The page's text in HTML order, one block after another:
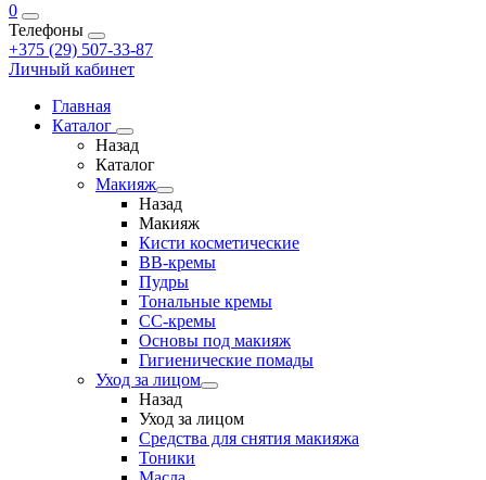
0
Телефоны
+375 (29) 507-33-87
Личный кабинет
Главная
Каталог
Назад
Каталог
Макияж
Назад
Макияж
Кисти косметические
BB-кремы
Пудры
Тональные кремы
CC-кремы
Основы под макияж
Гигиенические помады
Уход за лицом
Назад
Уход за лицом
Средства для снятия макияжа
Тоники